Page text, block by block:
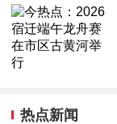
热点新闻